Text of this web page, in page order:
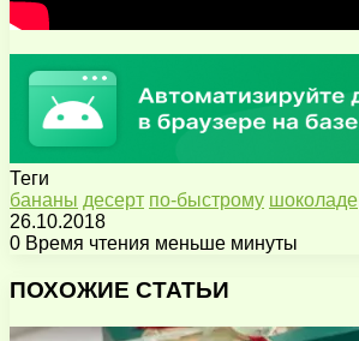
Теги
бананы десерт по-быстрому шоколаде
26.10.2018
0 Время чтения меньше минуты
через
почту
ПОХОЖИЕ СТАТЬИ